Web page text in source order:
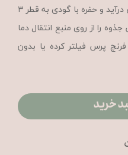
نقطه جوش برسد و دیواره‌ها به قل زدن درآید و حفره با گودی به قطر ۳
جذوه را از روی منبع انتقال دما
پرس فیلتر کرده یا بدون
خرید